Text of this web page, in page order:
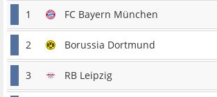
1
FC Bayern München
2 Borussia Dortmund
3 RB Leipzig